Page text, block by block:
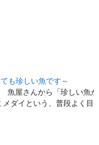
も珍しい魚です～
屋さんから「珍しい魚が
ダイという、普段よく目